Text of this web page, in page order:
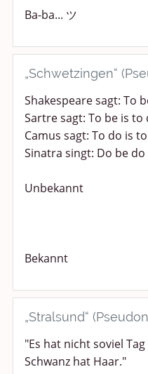
Ba-ba... ツ
„Schwetzingen“
Shakespeare sagt: To
Sartre sagt: To be is to
Camus sagt: To do is
Sinatra singt: Do be do
Unbekannt
Bekannt
„Stralsund“
"Es hat nicht soviel
Schwanz hat Haar."